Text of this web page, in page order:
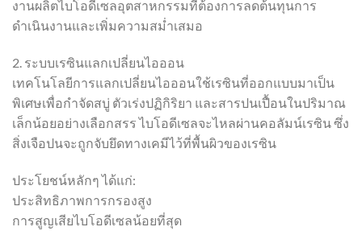
งานผลิตไบโอดีเซลอุตสาหกรรมที่ต้องการลดต้นทุนการ
ดำเนินงานและเพิ่มความสม่ำเสมอ
2. ระบบเรซินแลกเปลี่ยนไอออน
เทคโนโลยีการแลกเปลี่ยนไอออนใช้เรซินที่ออกแบบมาเป็น
พิเศษเพื่อกำจัดสบู่ ตัวเร่งปฏิกิริยา และสารปนเปื้อนในปริมาณ
เล็กน้อยอย่างเลือกสรร ไบโอดีเซลจะไหลผ่านคอลัมน์เรซิน ซึ่ง
สิ่งเจือปนจะถูกจับยึดทางเคมีไว้ที่พื้นผิวของเรซิน
ประโยชน์หลักๆ ได้แก่:
ประสิทธิภาพการกรองสูง
การสูญเสียไบโอดีเซลน้อยที่สุด